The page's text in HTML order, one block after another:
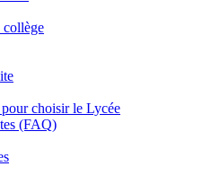
collège
choisir le Lycée
(FAQ)